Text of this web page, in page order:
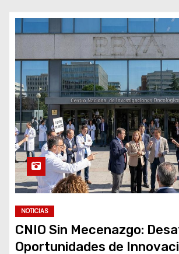
NOTICIAS
CNIO Sin Mecenazgo:
Oportunidades de